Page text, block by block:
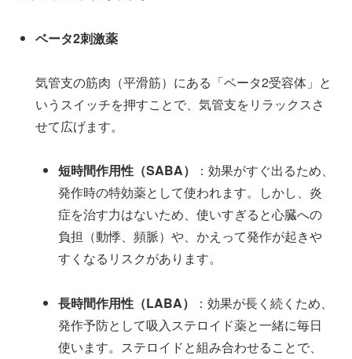
ベータ2刺激薬
気管支の筋肉（平滑筋）にある「ベータ2受容体」と
いうスイッチを押すことで、気管支をリラックスさ
せて広げます。
短時間作用性（SABA）
：効果がすぐ出るため、
発作時の特効薬として使われます。しかし、炎
症を治す力はないため、使いすぎると心臓への
負担（動悸、頻脈）や、かえって発作が起きや
すくなるリスクがあります。
長時間作用性（LABA）
：効果が長く続くため、
発作予防として吸入ステロイド薬と一緒に毎日
使います。ステロイドと組み合わせることで、